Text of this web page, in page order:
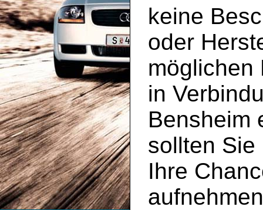
keine
oder
möglichen
in
Bensheim
sollten Sie
Ihre